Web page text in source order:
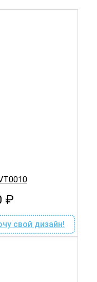
₽
свой дизайн!